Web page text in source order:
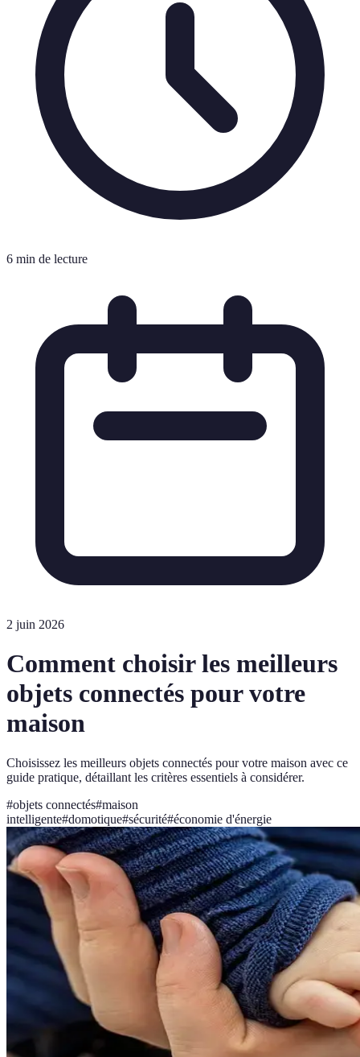
6 min de lecture
2 juin 2026
Comment choisir les meilleurs
objets connectés pour votre
maison
Choisissez les meilleurs objets connectés pour votre maison avec ce
guide pratique, détaillant les critères essentiels à considérer.
#objets connectés#maison
intelligente#domotique#sécurité#économie d'énergie